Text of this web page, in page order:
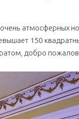
атмосферных
150
добро